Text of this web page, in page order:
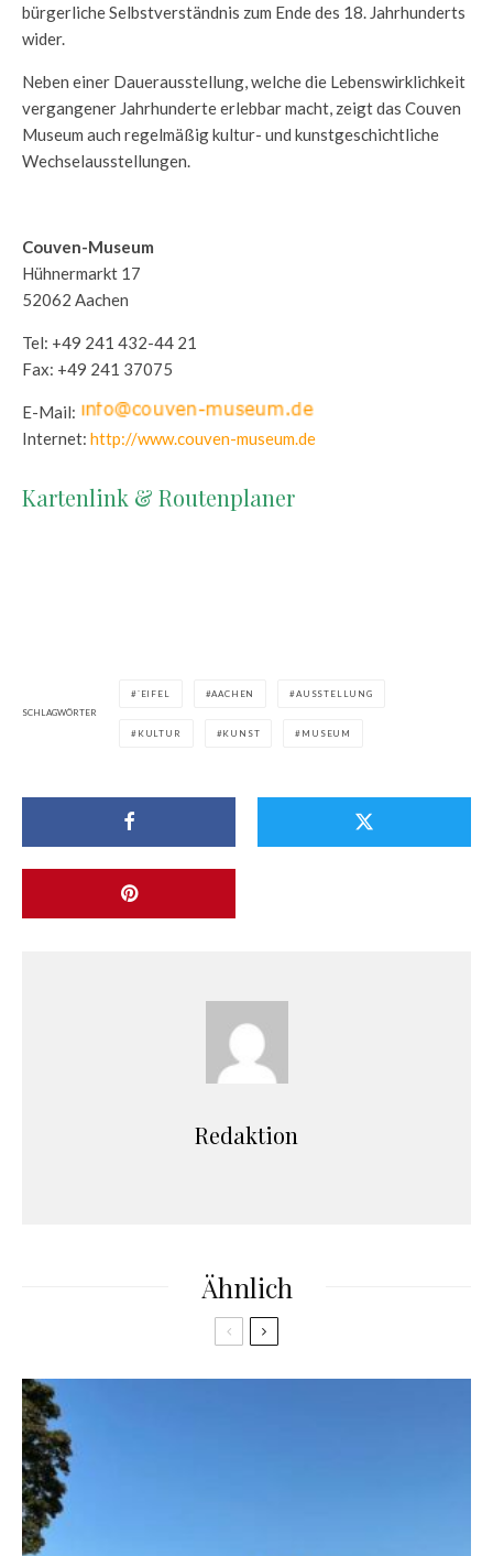
bürgerliche Selbstverständnis zum Ende des 18. Jahrhunderts
wider.
Neben einer Dauerausstellung, welche die Lebenswirklichkeit
vergangener Jahrhunderte erlebbar macht, zeigt das Couven
Museum auch regelmäßig kultur- und kunstgeschichtliche
Wechselausstellungen.
Couven-Museum
Hühnermarkt 17
52062 Aachen
Tel: +49 241 432-44 21
Fax: +49 241 37075
E-Mail:
Internet: http://www.couven-museum.de
Kartenlink & Routenplaner
SCHLAGWÖRTER
`EIFEL AACHEN AUSSTELLUNG
KULTUR KUNST MUSEUM
Redaktion
Ähnlich